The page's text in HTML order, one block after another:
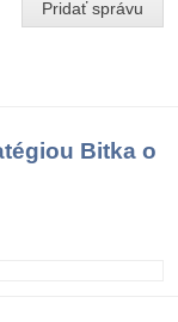
Pridať správu
Bitka o